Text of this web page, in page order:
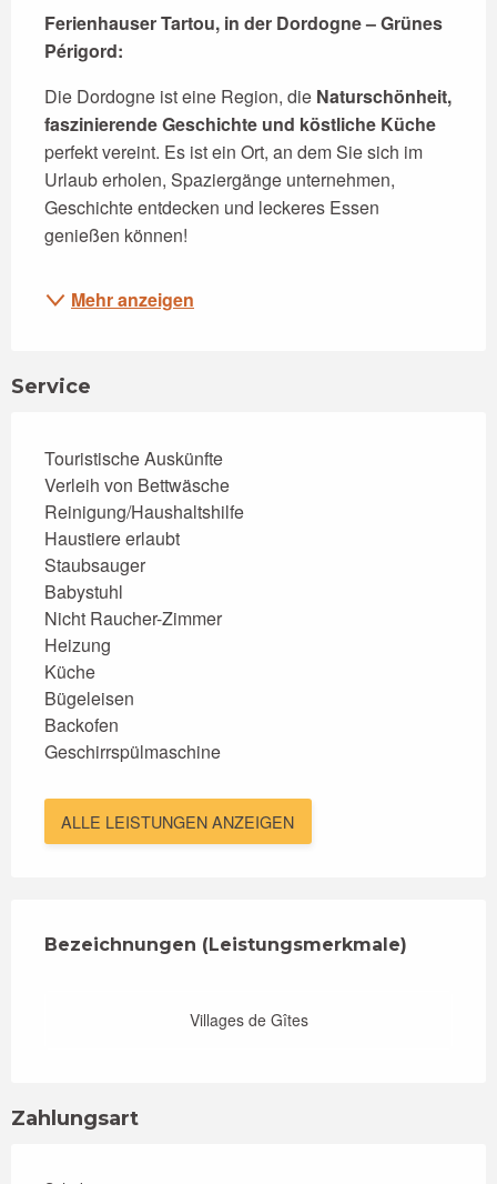
Ferienhauser Tartou, in der Dordogne – Grünes
Périgord:
Die Dordogne ist eine Region, die Naturschönheit,
faszinierende Geschichte und köstliche Küche
perfekt vereint. Es ist ein Ort, an dem Sie sich im
Urlaub erholen, Spaziergänge unternehmen,
Geschichte entdecken und leckeres Essen
genießen können!
Mehr anzeigen
Service
Touristische Auskünfte
Verleih von Bettwäsche
Reinigung/Haushaltshilfe
Haustiere erlaubt
Staubsauger
Babystuhl
Nicht Raucher-Zimmer
Heizung
Küche
Bügeleisen
Backofen
Geschirrspülmaschine
ALLE LEISTUNGEN ANZEIGEN
Bezeichnungen (Leistungsmerkmale)
Bezeichnungen (Leistungsmerkmale)
Villages de Gîtes
Zahlungsart